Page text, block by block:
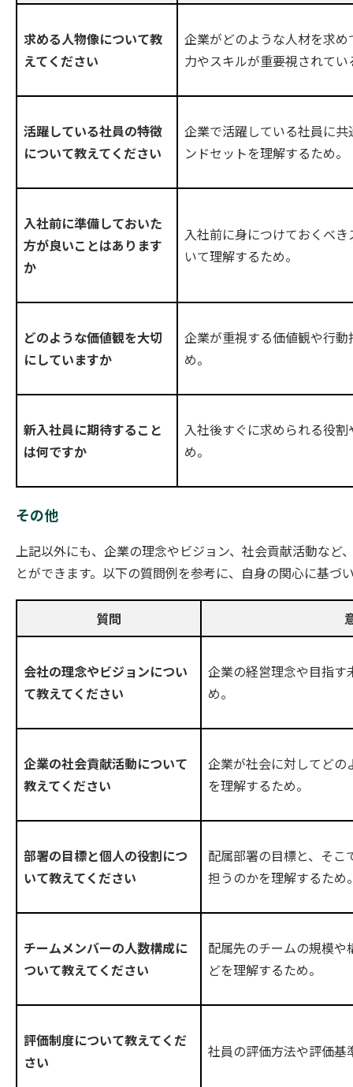
求める人物像について教
えてください
企業がどのような人材を求
力やスキルが重要視されて
活躍している社員の特徴
について教えてください
企業で活躍している社員に
ンドセットを理解するため。
入社前に準備しておいた
方が良いことはあります
か
入社前に身につけておくべ
いて理解するため。
どのような価値観を大切
にしていますか
企業が重視する価値観や行
め。
新入社員に期待すること
は何ですか
入社後すぐに求められる役
め。
その他
上記以外にも、企業の理念やビジョン、社会貢献活動など
とができます。以下の質問例を参考に、自身の関心に基づ
質問
会社の理念やビジョンについ
て教えてください
企業の経営理念や目指
め。
企業の社会貢献活動について
教えてください
企業が社会に対してど
を理解するため。
部署の目標と個人の役割につ
いて教えてください
配属部署の目標と、そ
担うのかを理解するため
チームメンバーの人数構成に
ついて教えてください
配属先のチームの規模
どを理解するため。
評価制度について教えてくだ
さい
社員の評価方法や評価